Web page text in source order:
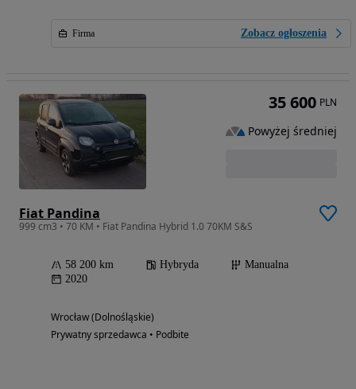
Firma Zobacz ogłoszenia
Fiat Pandina
999 cm3 • 70 KM • Fiat Pandina Hybrid 1.0 70KM S&S
58 200 km Hybryda
Manualna
2020
Wrocław (Dolnośląskie)
Prywatny sprzedawca • Podbite
35 600 PLN
Powyżej średniej